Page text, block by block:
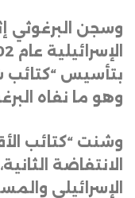
وسجن البرغوثي
بتأسيس “كتائب
وهو ما نفاه
وشنت “كتائب
الانتفاضة
الإسرائيلي